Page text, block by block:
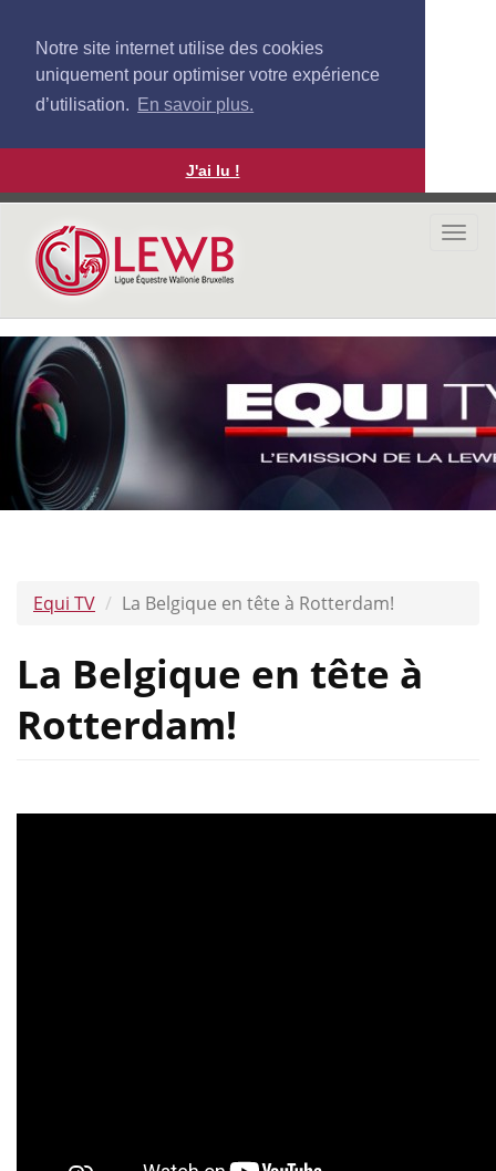
Notre site internet utilise des cookies
uniquement pour optimiser votre expérience
d’utilisation. En savoir plus.
J'ai lu !
Aller
contenu
principal
Equi TV La Belgique en tête à Rotterdam!
La Belgique en tête à
Rotterdam!